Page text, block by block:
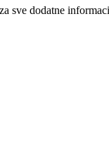
sve dodatne